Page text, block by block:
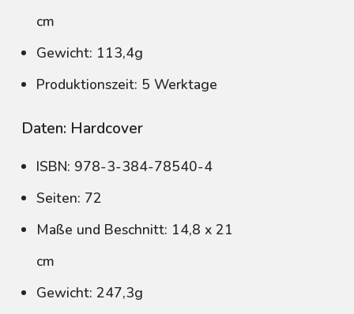
cm
Gewicht: 113,4g
Produktionszeit: 5 Werktage
Daten: Hardcover
ISBN: 978-3-384-78540-4
Seiten: 72
Maße und Beschnitt: 14,8 x 21
cm
Gewicht: 247,3g